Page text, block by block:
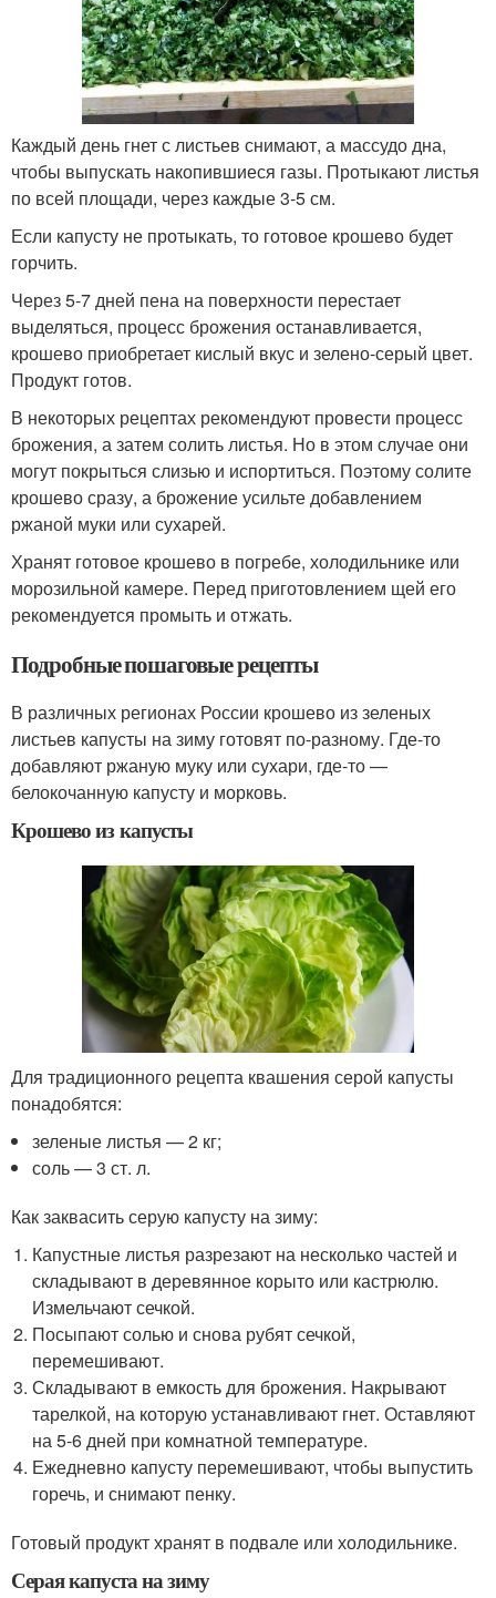
Каждый день гнет с листьев снимают, а массудо дна,
чтобы выпускать накопившиеся газы. Протыкают листья
по всей площади, через каждые 3-5 см.
Если капусту не протыкать, то готовое крошево будет
горчить.
Через 5-7 дней пена на поверхности перестает
выделяться, процесс брожения останавливается,
крошево приобретает кислый вкус и зелено-серый цвет.
Продукт готов.
В некоторых рецептах рекомендуют провести процесс
брожения, а затем солить листья. Но в этом случае они
могут покрыться слизью и испортиться. Поэтому солите
крошево сразу, а брожение усильте добавлением
ржаной муки или сухарей.
Хранят готовое крошево в погребе, холодильнике или
морозильной камере. Перед приготовлением щей его
рекомендуется промыть и отжать.
Подробные пошаговые рецепты
В различных регионах России крошево из зеленых
листьев капусты на зиму готовят по-разному. Где-то
добавляют ржаную муку или сухари, где-то —
белокочанную капусту и морковь.
Крошево из капусты
Для традиционного рецепта квашения серой капусты
понадобятся:
зеленые листья — 2 кг;
соль — 3 ст. л.
Как заквасить серую капусту на зиму:
Капустные листья разрезают на несколько частей и
складывают в деревянное корыто или кастрюлю.
Измельчают сечкой.
Посыпают солью и снова рубят сечкой,
перемешивают.
Складывают в емкость для брожения. Накрывают
тарелкой, на которую устанавливают гнет. Оставляют
на 5-6 дней при комнатной температуре.
Ежедневно капусту перемешивают, чтобы выпустить
горечь, и снимают пенку.
Готовый продукт хранят в подвале или холодильнике.
Серая капуста на зиму